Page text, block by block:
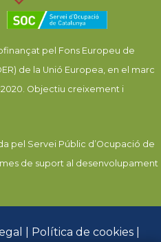
pel Fons Europeu de
de la Unió Europea, en el marc
2020. Objectiu creixement i
pel Servei Públic d’Ocupació de
de suport al desenvolupament
Política de cookies